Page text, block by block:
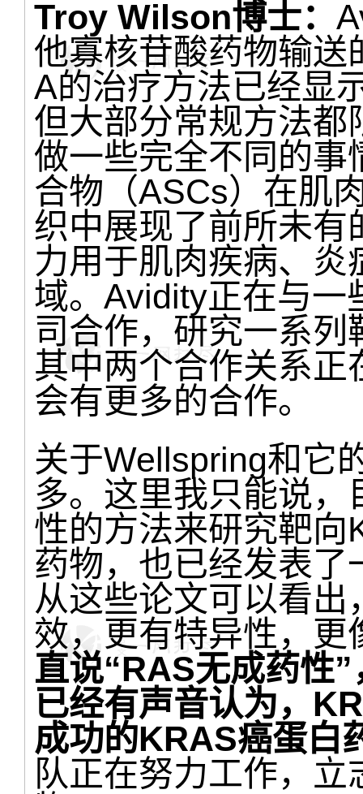
Troy Wilson博士：
他寡核苷酸药物输
A的治疗方法已经显
但大部分常规方法
做一些完全不同的
合物（ASCs）在肌
织中展现了前所未有
力用于肌肉疾病、
域。Avidity正在与一
司合作，研究一系
其中两个合作关系
会有更多的合作。
关于Wellspring和它
多。这里我只能说
性的方法来研究靶
药物，也已经发表
从这些论文可以看
效，更有特异性，更
直说“RAS无成药性
已经有声音认为，
成功的KRAS癌蛋白
队正在努力工作，